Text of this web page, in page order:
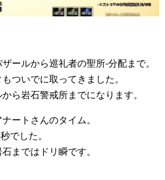
ールから巡礼者の聖所-分配まで。
ついでに取ってきました。
ら岩石警戒所までになります。
ートさんのタイム。
でした。
まではドリ瞬です。